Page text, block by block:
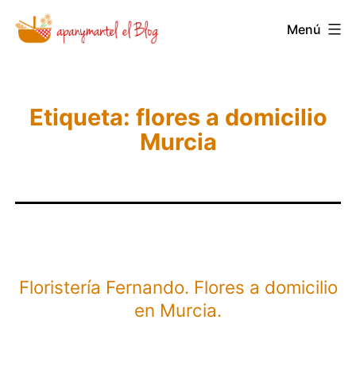
Saltar
Novedades
Menú
Etiqueta: flores a domicilio
Murcia
Floristería Fernando. Flores a domicilio
en Murcia.